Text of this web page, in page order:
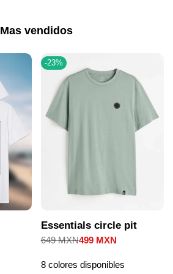
Mas vendidos
-23%
Essentials circle pit
Precio
649 MXNPrecio
499 MXN
8 colores disponibles